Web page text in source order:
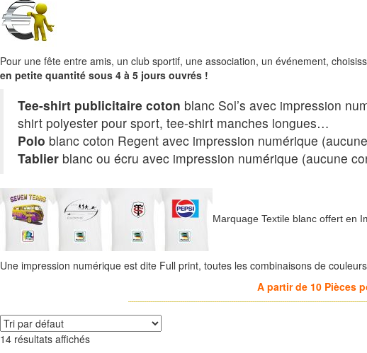
Pour une fête entre amis, un club sportif, une association, un événement,
en petite quantité sous 4 à 5 jours ouvrés !
Tee-shirt publicitaire coton blanc Sol’s avec impression
shirt polyester pour sport, tee-shirt manches longues…
Polo blanc coton Regent avec impression numérique
Tablier blanc ou écru avec impression numérique (aucune
Marquage Textile blanc offert en
Une impression numérique est dite Full print, toutes les combinaisons de
A partir de 10 Pièces
14 résultats affichés